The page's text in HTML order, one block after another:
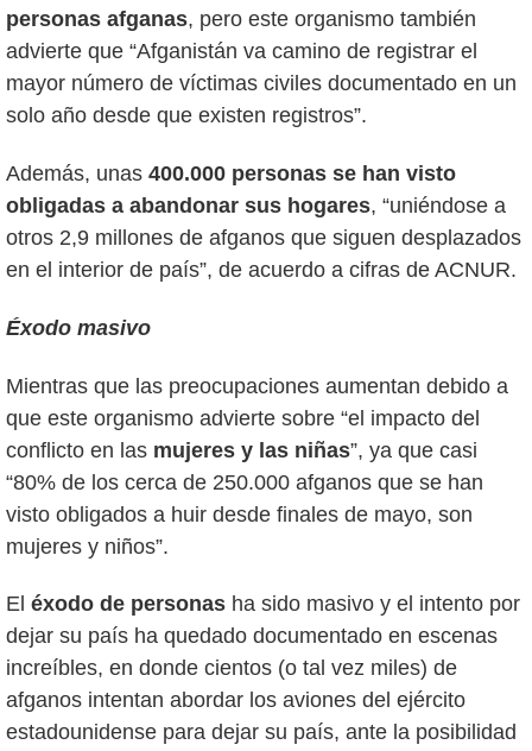
personas afganas, pero este organismo también
advierte que “Afganistán va camino de registrar el
mayor número de víctimas civiles documentado en un
solo año desde que existen registros”.
Además, unas 400.000 personas se han visto
obligadas a abandonar sus hogares, “uniéndose a
otros 2,9 millones de afganos que siguen desplazados
en el interior de país”, de acuerdo a cifras de ACNUR.
Éxodo masivo
Mientras que las preocupaciones aumentan debido a
que este organismo advierte sobre “el impacto del
conflicto en las mujeres y las niñas”, ya que casi
“80% de los cerca de 250.000 afganos que se han
visto obligados a huir desde finales de mayo, son
mujeres y niños”.
El éxodo de personas ha sido masivo y el intento por
dejar su país ha quedado documentado en escenas
increíbles, en donde cientos (o tal vez miles) de
afganos intentan abordar los aviones del ejército
estadounidense para dejar su país, ante la posibilidad